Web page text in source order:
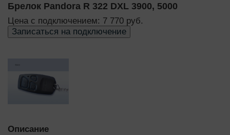
Брелок Pandora R 322 DXL 3900, 5000
Цена с подключением: 7 770 руб.
Записаться на подключение
Описание